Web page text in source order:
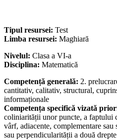
Tipul resursei: Test
Limba resursei: Maghiară
Nivelul: Clasa a VI-a
Disciplina: Matematică
Competență generală: 2.
cantitativ, calitativ, structural,
informaționale
Competența specifică vizată
coliniarității unor puncte, a faptului
vârf, adiacente, complementare
sau perpendicularității a două drepte